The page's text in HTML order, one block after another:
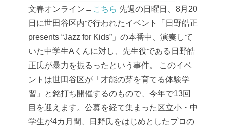
文春オンライン→ こちら 先週の日曜日、8月20
日に世田谷区内で行われたイベント「日野皓正
presents “Jazz for Kids”」の本番中、演奏して
いた中学生Aくんに対し、先生役である日野皓
正氏が暴力を振るったという事件。
このイベ
ントは世田谷区が「才能の芽を育てる体験学
習」と銘打ち開催するのもので、今年で13回
目を迎えます。公募を経て集まった区立小・中
学生が4カ月間、日野氏をはじめとしたプロの